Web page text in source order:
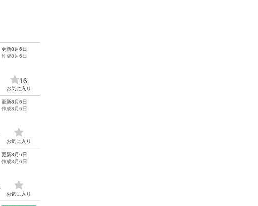
更新8月6日
作成8月6日
16
お気に入り
更新8月6日
作成8月6日
お気に入り
更新8月6日
作成8月6日
お気に入り